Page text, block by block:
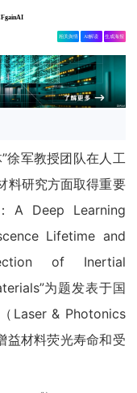
相关舆情 AI解读 生成海报
徐军教授团队在人工
料研究方面取得重要
A Deep Learning
Lifetime and
of Inertial
为题发表于国
Laser & Photonics
益材料荧光寿命和受